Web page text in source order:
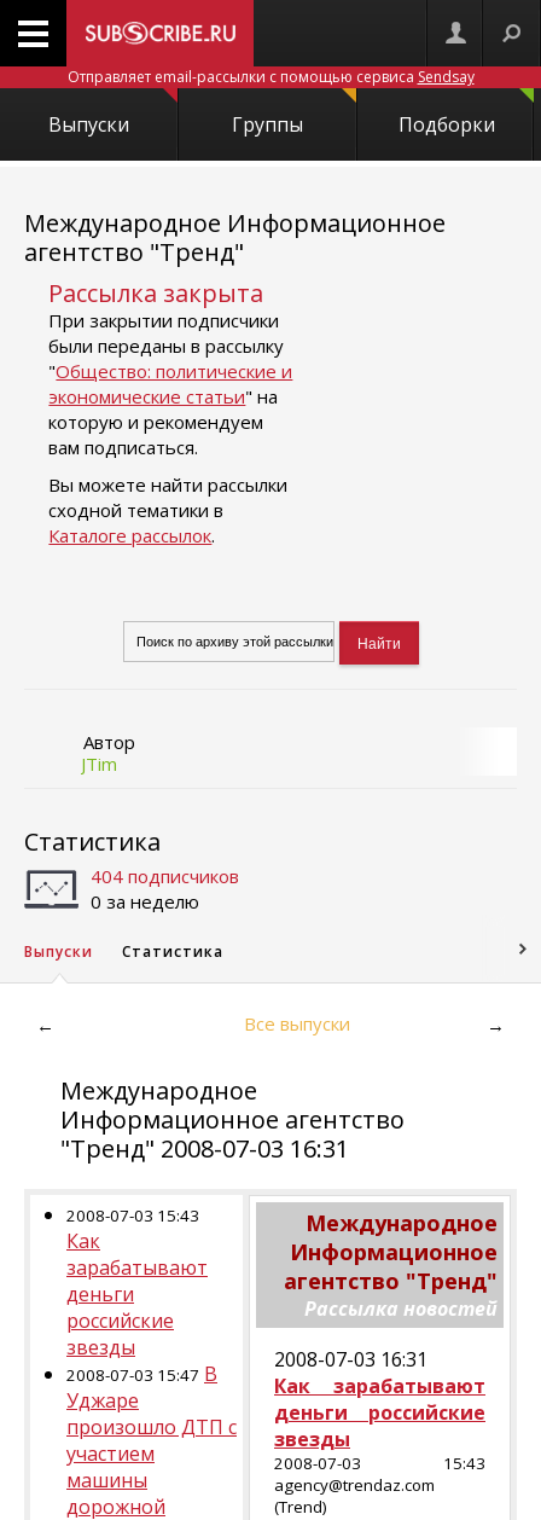
Отправляет email-рассылки с помощью сервиса Sendsay
Выпуски Группы Подборки
Международное Информационное
агентство "Тренд"
Рассылка закрыта
При закрытии подписчики
были переданы в рассылку
"Общество: политические и
экономические статьи" на
которую и рекомендуем
вам подписаться.
Вы можете найти рассылки
сходной тематики в
Каталоге рассылок.
Автор
JTim
Статистика
404 подписчиков
0 за неделю
Выпуски Статистика
← Все выпуски →
Международное
Информационное агентство
"Тренд" 2008-07-03 16:31
2008-07-03 15:43
Как
зарабатывают
деньги
российские
звезды
2008-07-03 15:47 В
Уджаре
произошло ДТП с
участием
машины
дорожной
Международное
Информационное
агентство "Тренд"
Рассылка новостей
2008-07-03 16:31
Как зарабатывают
деньги российские
звезды
2008-07-03 15:43
agency@trendaz.com
(Trend)